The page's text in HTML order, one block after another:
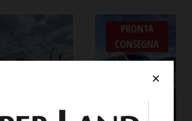
PRONTA
CONSEGNA